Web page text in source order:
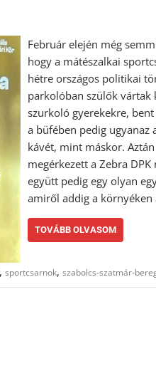
Február elején még
hogy a mátészalkai
hétre országos politikai
parkolóban szülők vártak
szurkoló gyerekekre,
a büfében pedig ugyanaz
kávét, mint máskor.
megérkezett a Zebra
együtt pedig egy olyan
amiről addig a
TOVÁBB OLVASOM
, sportcsarnok, szabolcs-szatmár-